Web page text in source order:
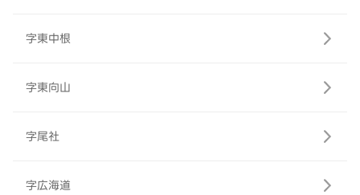
字東中根
字東向山
字尾社
字広海道